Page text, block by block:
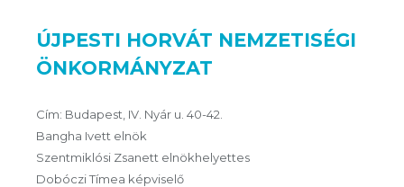
ÚJPESTI HORVÁT NEMZETISÉGI
ÖNKORMÁNYZAT
Cím: Budapest, IV. Nyár u. 40-42.
Bangha Ivett elnök
Szentmiklósi Zsanett elnökhelyettes
Dobóczi Tímea képviselő